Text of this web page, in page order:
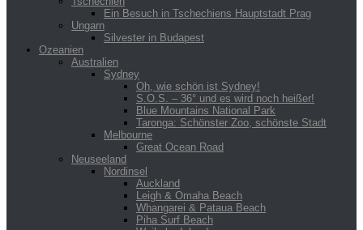
Ein Besuch in Tschechiens Hauptstadt Prag
Ungarn
Silvester in Budapest
Ozeanien
Australien
Sydney
Oh, wie schön ist Sydney!
S.O.S. – 36° und es wird noch heißer!
Blue Mountains National Park
Taronga: Schönster Zoo, schönste Stadt
Melbourne
Great Ocean Road
Neuseeland
Nordinsel
Auckland
Leigh & Omaha Beach
Whangarei & Pataua Beach
Piha Surf Beach